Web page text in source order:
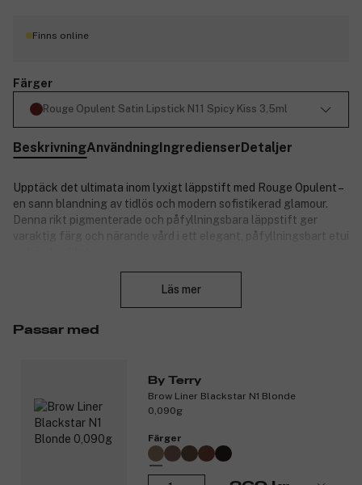
Finns online
Färger
Rouge Opulent Satin Lipstick N11 Spicy Kiss 3,5ml
BeskrivningAnvändningIngredienserDetaljer
Upptäck det ultimata inom lyxigt läppstift med Rouge Opulent –
en sann blandning av tidlös och modern sofistikerad glamour.
Denna rikt pigmenterade och påfyllningsbara läppstift ger
varaktig färg och närande vård i ett elegant, påfyllningsbart etui
och ger en krämig, heltäckande finish som håller sig snygg hela
Rouge Opulent kommer i ett slankt, påfyllningsbart hylsa och
Den banbrytande formulan drivs av en exklusiv blandning av
hudförbättrande ingredienser:
Ruby Radiance Complex: Exfolierar varsamt för en
jämnare, klarare finish.
Läs mer
Passar med
By Terry
Brow Liner Blackstar N1 Blonde
0,090g
Färger